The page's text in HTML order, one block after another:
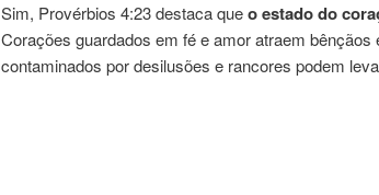
Sim, Provérbios 4:23 destaca queo estado do
Corações guardados em fé e amor atraem bênçãos
contaminados por desilusões e rancores podem